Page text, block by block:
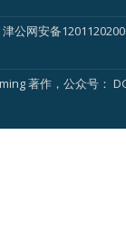
津公网安备
著作，公众号：